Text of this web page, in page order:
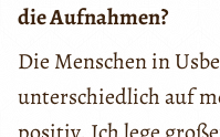
die Aufnahmen?
Die Menschen in
unterschiedlich auf